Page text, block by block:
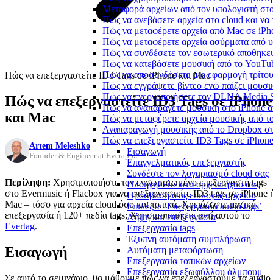
Μεταφορά αρχείων από τον υπολογιστή
Πώς να ανεβάσετε αρχεία στο cloud και
Πώς να μεταφέρετε αρχεία από Mac σε
Πώς να μεταφέρετε αρχεία ασύρματα από
Πώς να συνδέσετε τον εσωτερικό
Πώς να κατεβάσετε μουσική από το
Πώς να αποσυνδέσετε μια εφαρμογή
Πώς να εγγράψετε βίντεο ενώ παίζει
Πώς να ενεργοποιήσετε τον DLNA Media
Πώς να αναπαράγετε μουσική στο iPhone
Πώς να μεταφέρετε αρχεία μουσικής από
Αναπαραγωγή μουσικής από το Dropbox
Πώς να επεξεργαστείτε ID3 Tags σε
Εισαγωγή
Επαγγελματικός επεξεργαστής
Συνδέστε τον λογαριασμό cloud σας
Πλοηγηθείτε στα αρχεία ήχου σας
Πρόσβαση στις επιλογές αρχείου
Επιλέξτε ‘Επεξεργασία audio tags’
Λήψη και επεξεργασία
Επεξεργασία tags
Έξυπνη αυτόματη συμπλήρωση
Αυτόματη μεταφόρτωση
Επεξεργασία τοπικών αρχείων
Επεξεργασία εξωφύλλου άλμπουμ
Πώς να επεξεργαστείτε ID3 Tags σε iPhone και Mac
Πώς να επεξεργαστείτε ID3 Tags σε iPhone
και Mac
Artem Meleshko
Founder & Engineer at Everappz
Περίληψη: Χρησιμοποιήστε τον ενσωματωμένο επεξεργαστή tags
στο Evermusic ή Flacbox για να επεξεργαστείτε ID3 tags σε iPhone
Mac – τόσο για αρχεία cloud όσο και τοπικά. Χρειάζεστε μαζική
επεξεργασία ή 120+ πεδία tags; Χρησιμοποιήστε αντί αυτού το
Evertag.
Εισαγωγή
Σε αυτό το σεμινάριο, θα μάθουμε πώς να επεξεργαστούμε τα audio